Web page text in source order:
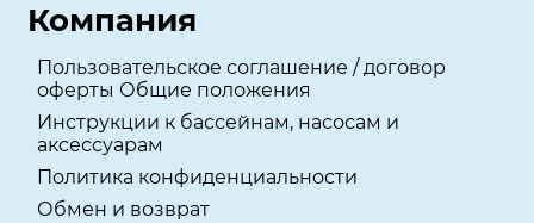
Компания
Пользовательское соглашение / договор
оферты Общие положения
Инструкции к бассейнам, насосам и
аксессуарам
Политика конфиденциальности
Обмен и возврат